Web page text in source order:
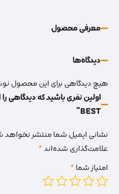
معرفی محصول
دیدگاه‌‌ها
هیچ دیدگاهی برای این محصول
BEST”
نشانی ایمیل شما منتشر نخواهد
علامت‌گذاری شده‌اند*
امتیاز شما*